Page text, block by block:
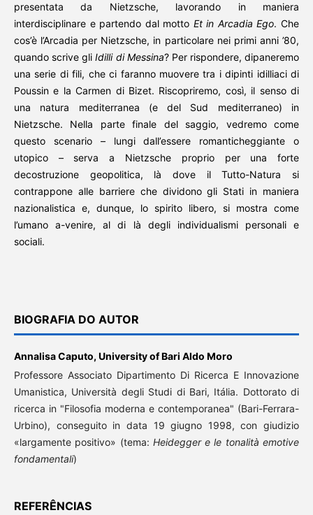
presentata da Nietzsche, lavorando in maniera
interdisciplinare e partendo dal motto Et in Arcadia Ego. Che
cos’è l’Arcadia per Nietzsche, in particolare nei primi anni ’80,
quando scrive gliIdilli di Messina? Per rispondere, dipaneremo
una serie di fili, che ci faranno muovere tra i dipinti idilliaci di
Poussin e la Carmen di Bizet. Riscopriremo, così, il senso di
una natura mediterranea (e del Sud mediterraneo) in
Nietzsche. Nella parte finale del saggio, vedremo come
questo scenario – lungi dall’essere romanticheggiante o
utopico – serva a Nietzsche proprio per una forte
decostruzione geopolitica, là dove il Tutto-Natura si
contrappone alle barriere che dividono gli Stati in maniera
nazionalistica e, dunque, lo spirito libero, si mostra come
l’umano a-venire, al di là degli individualismi personali e
sociali.
BIOGRAFIA DO AUTOR
Annalisa Caputo, University of Bari Aldo Moro
Professore Associato Dipartimento Di Ricerca E Innovazione
Umanistica, Università degli Studi di Bari, Itália. Dottorato di
ricerca in "Filosofia moderna e contemporanea" (Bari-Ferrara-
Urbino), conseguito in data 19 giugno 1998, con giudizio
«largamente positivo» (tema: Heidegger e le tonalità emotive
fondamentali)
REFERÊNCIAS